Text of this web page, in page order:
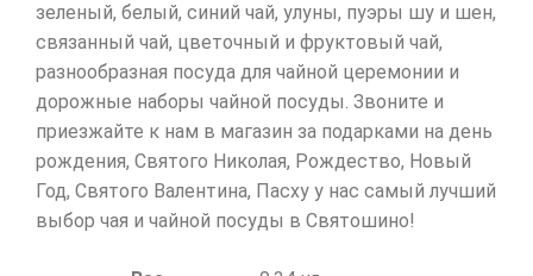
зеленый, белый, синий чай, улуны, пуэры шу и шен,
связанный чай, цветочный и фруктовый чай,
разнообразная посуда для чайной церемонии и
дорожные наборы чайной посуды. Звоните и
приезжайте к нам в магазин за подарками на день
рождения, Святого Николая, Рождество, Новый
Год, Святого Валентина, Пасху у нас самый лучший
выбор чая и чайной посуды в Святошино!